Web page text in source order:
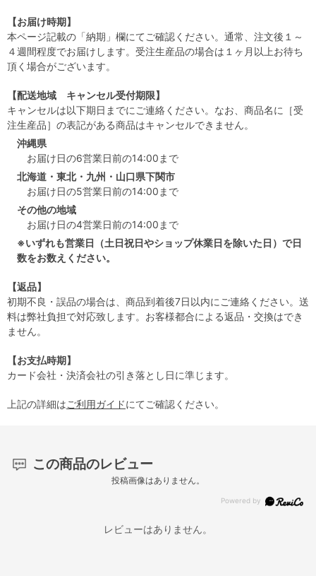
【お届け時期】
本ページ記載の「納期」欄にてご確認ください。通常、注文後１～
４週間程度でお届けします。受注生産品の場合は１ヶ月以上お待ち
頂く場合がございます。
【配送地域 キャンセル受付期限】
キャンセルは以下期日までにご連絡ください。なお、商品名に［受
注生産品］の表記がある商品はキャンセルできません。
沖縄県
お届け日の6営業日前の14:00まで
北海道・東北・九州・山口県下関市
お届け日の5営業日前の14:00まで
その他の地域
お届け日の4営業日前の14:00まで
※いずれも営業日（土日祝日やショップ休業日を除いた日）で日
数をお数えください。
【返品】
初期不良・誤品の場合は、商品到着後7日以内にご連絡ください。送
料は弊社負担で対応致します。お客様都合による返品・交換はでき
ません。
【お支払時期】
カード会社・決済会社の引き落とし日に準じます。
上記の詳細はご利用ガイドにてご確認ください。
この商品のレビュー
投稿画像はありません。
レビューはありません。